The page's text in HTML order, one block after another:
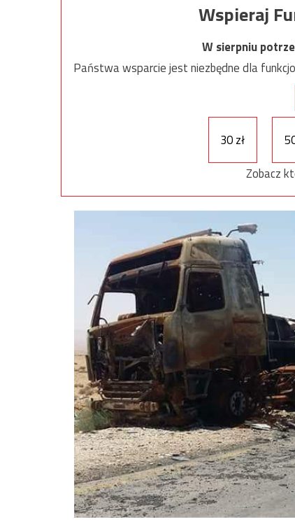
Wspieraj
W sierpniu
Państwa wsparcie jest niezbędne dla
30 zł
Zobacz